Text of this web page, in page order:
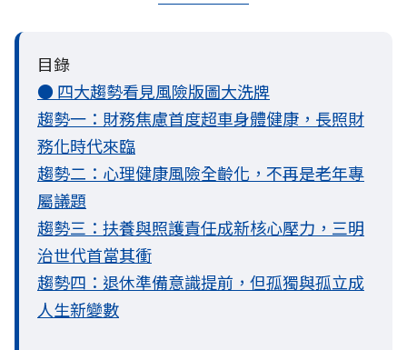
目錄
● 四大趨勢看見風險版圖大洗牌
趨勢一：財務焦慮首度超車身體健康，長照財
務化時代來臨
趨勢二：心理健康風險全齡化，不再是老年專
屬議題
趨勢三：扶養與照護責任成新核心壓力，三明
治世代首當其衝
趨勢四：退休準備意識提前，但孤獨與孤立成
人生新變數